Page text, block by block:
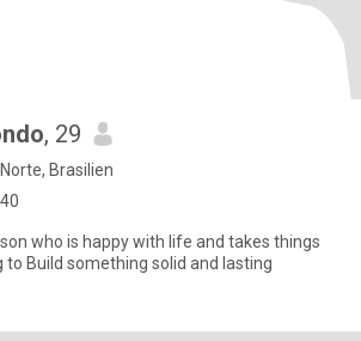
, 29
Brasilien
who is happy with life and takes things
to Build something solid and lasting